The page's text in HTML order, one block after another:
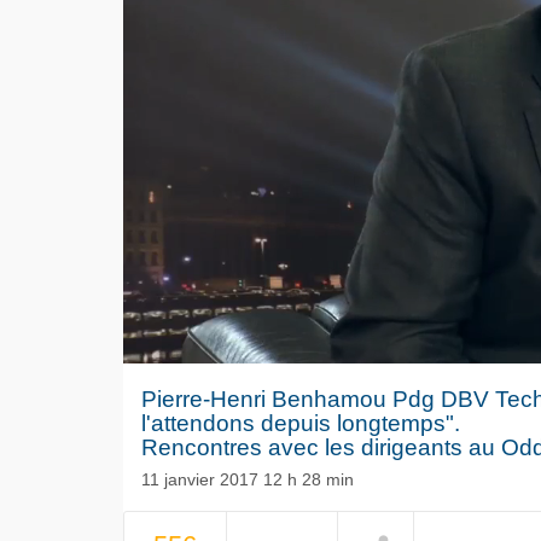
NOW PLAYING
Pierre-Henri Benhamou Pdg DBV
l'attendons depuis longtemps".
Rencontres avec les dirigeants au
11 janvier 2017 12 h 28 min